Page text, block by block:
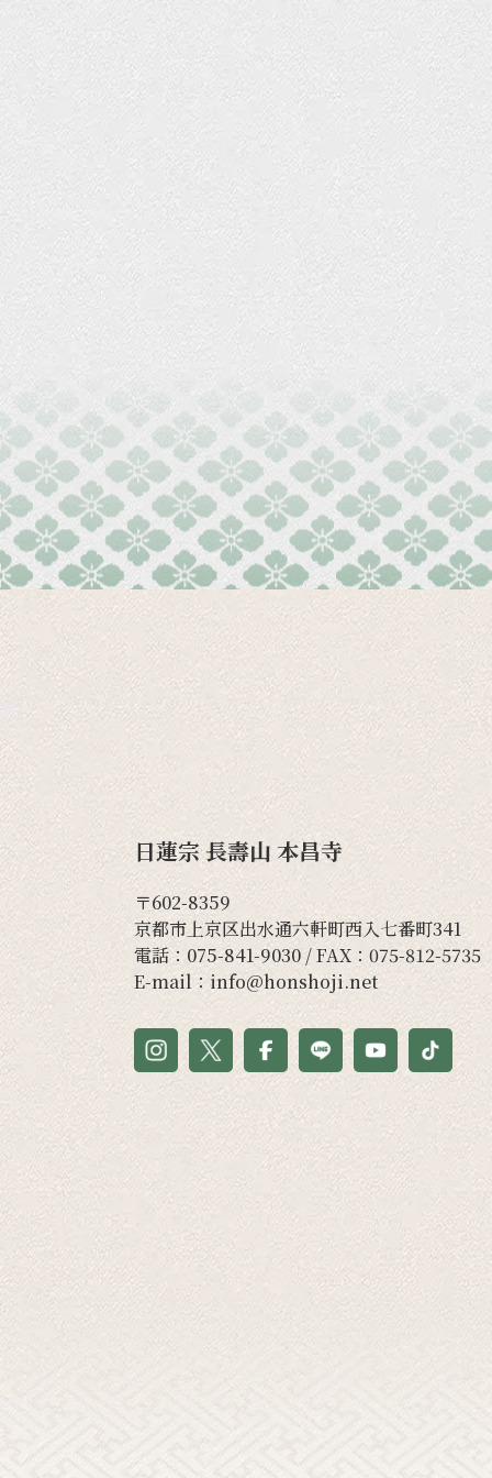
日蓮宗 長壽山 本昌寺
〒602-8359
京都市上京区出水通六軒町西入七番町341
電話： 075-841-9030/ FAX：075-812-5735
E-mail： info@honshoji.net